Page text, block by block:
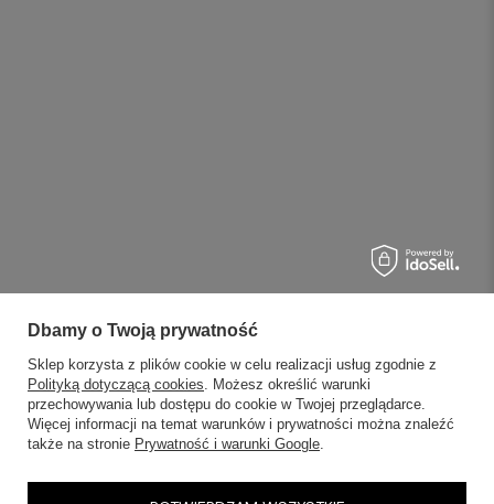
Dbamy o Twoją prywatność
Sklep korzysta z plików cookie w celu realizacji usług zgodnie z
Polityką dotyczącą cookies. Możesz określić warunki
przechowywania lub dostępu do cookie w Twojej przeglądarce.
Więcej informacji na temat warunków i prywatności można znaleźć
także na stronie Prywatność i warunki Google.